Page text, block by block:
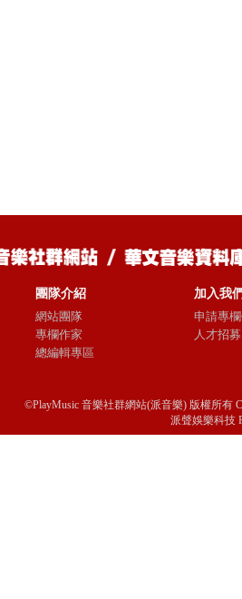
團隊介紹
網站團隊
專欄作家
總編輯專區
加入我
申請專
人才招募
©PlayMusic 音樂社群網站(派音樂) 版權所有
派聲娛樂科技